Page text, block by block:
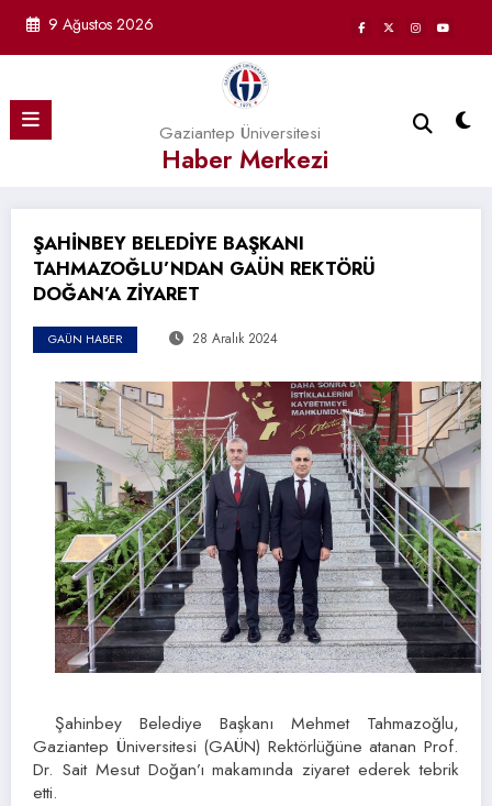
9 Ağustos 2026
Gaziantep Üniversitesi
Haber Merkezi
ŞAHİNBEY BELEDİYE BAŞKANI
TAHMAZOĞLU’NDAN GAÜN REKTÖRÜ
DOĞAN’A ZİYARET
GAÜN HABER 28 Aralık 2024
Şahinbey Belediye Başkanı Mehmet Tahmazoğlu,
Gaziantep Üniversitesi (GAÜN) Rektörlüğüne atanan Prof.
Dr. Sait Mesut Doğan’ı makamında ziyaret ederek tebrik
etti.